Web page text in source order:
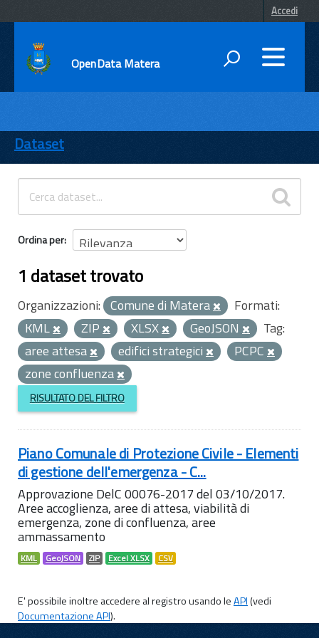
Accedi
OpenData Matera
ENTI
TEMI
INFORMAZIONI
Dataset
Ordina per
1 dataset trovato
Organizzazioni: Comune di Matera
Formati:
KML
ZIP XLSX GeoJSON
Tag:
aree attesa
edifici strategici
PCPC
zone confluenza
RISULTATO DEL FILTRO
Piano Comunale di Protezione Civile - Elementi
di gestione dell'emergenza - C...
Approvazione DelC 00076-2017 del 03/10/2017.
Aree accoglienza, aree di attesa, viabilità di
emergenza, zone di confluenza, aree
ammassamento
KML GeoJSON ZIP Excel XLSX CSV
E' possibile inoltre accedere al registro usando leAPI(vedi
Documentazione API).